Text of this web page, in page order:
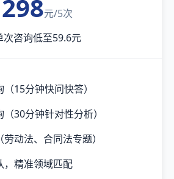
298元/5次
次咨询低至59.6元
15分钟快问快答）
30分钟针对性分析）
动法、合同法专题）
，精准领域匹配